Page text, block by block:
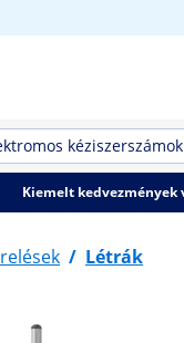
kéziszerszámok
Kiemelt kedvezmények
/ Létrák